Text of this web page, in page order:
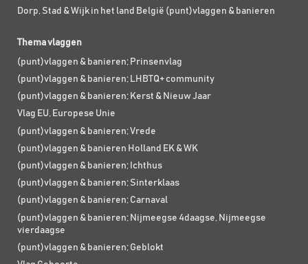
Dorp, Stad & Wijk in het land België (punt)vlaggen & banieren
Thema vlaggen
(punt)vlaggen & banieren; Prinsenvlag
(punt)vlaggen & banieren; LHBTQ+ community
(punt)vlaggen & banieren; Kerst & Nieuw Jaar
Vlag EU, Europese Unie
(punt)vlaggen & banieren; Vrede
(punt)vlaggen & banieren Holland EK & WK
(punt)vlaggen & banieren; Ichthus
(punt)vlaggen & banieren; Sinterklaas
(punt)vlaggen & banieren; Carnaval
(punt)vlaggen & banieren; Nijmeegse 4daagse, Nijmeegse
vierdaagse
(punt)vlaggen & banieren; Geblokt